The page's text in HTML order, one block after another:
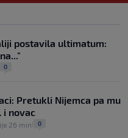
budu oni koji pomažu,
pobijedili nekoga"
postavila ultimatum:
0
Pretukli Nijemca pa mu
i novac
26 min 0